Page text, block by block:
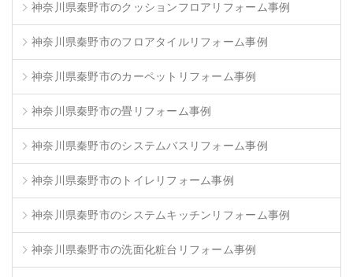
神奈川県秦野市のクッションフロアリフォーム事例
神奈川県秦野市のフロアタイルリフォーム事例
神奈川県秦野市のカーペットリフォーム事例
神奈川県秦野市の畳リフォーム事例
神奈川県秦野市のシステムバスリフォーム事例
神奈川県秦野市のトイレリフォーム事例
神奈川県秦野市のシステムキッチンリフォーム事例
神奈川県秦野市の洗面化粧台リフォーム事例